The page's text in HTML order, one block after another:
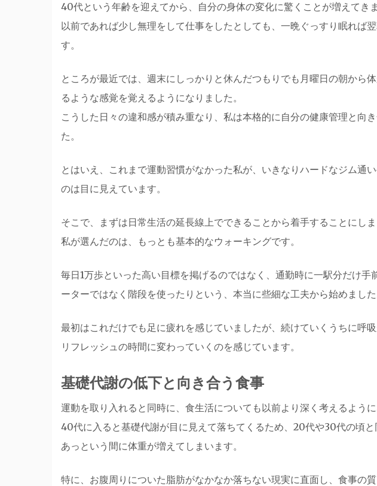
40代という年齢を迎えてから、自分の身体の変化に驚くことが増えてきま
以前であれば少し無理をして仕事をしたとしても、一晩ぐっすり眠れば
す。
ところが最近では、週末にしっかりと休んだつもりでも月曜日の朝から
るような感覚を覚えるようになりました。
こうした日々の違和感が積み重なり、私は本格的に自分の健康管理と向
た。
とはいえ、これまで運動習慣がなかった私が、いきなりハードなジム通
のは目に見えています。
そこで、まずは日常生活の延長線上でできることから着手することにしま
私が選んだのは、もっとも基本的なウォーキングです。
毎日1万歩といった高い目標を掲げるのではなく、通勤時に一駅分だけ手
ーターではなく階段を使ったりという、本当に些細な工夫から始めました
最初はこれだけでも足に疲れを感じていましたが、続けていくうちに呼
リフレッシュの時間に変わっていくのを感じています。
基礎代謝の低下と向き合う食事
運動を取り入れると同時に、食生活についても以前より深く考えるように
40代に入ると基礎代謝が目に見えて落ちてくるため、20代や30代の頃と
あっという間に体重が増えてしまいます。
特に、お腹周りについた脂肪がなかなか落ちない現実に直面し、食事の